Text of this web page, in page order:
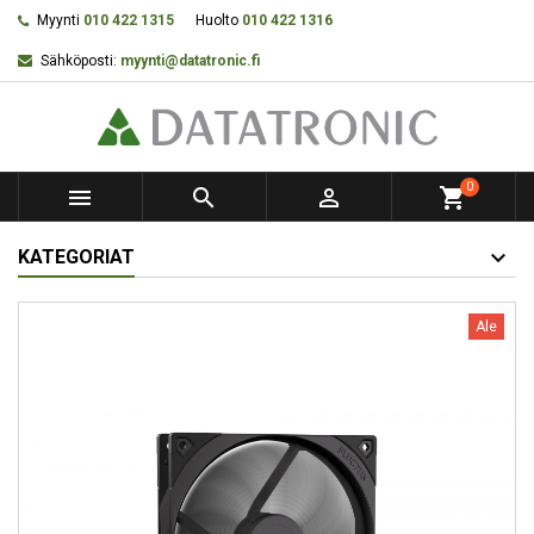
Myynti 010 422 1315 Huolto 010 422 1316
Sähköposti: myynti@datatronic.fi
   shopping_cart0
KATEGORIAT
Ale